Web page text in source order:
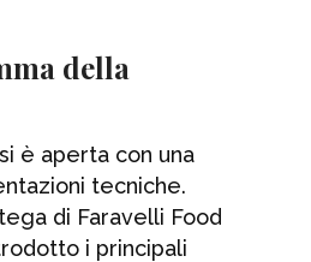
della
è aperta con una
tecniche.
di Faravelli Food
i principali